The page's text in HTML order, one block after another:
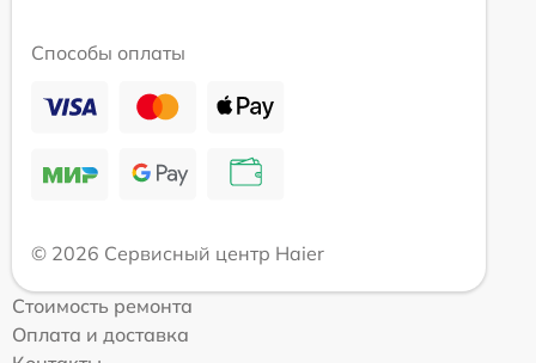
Способы оплаты
© 2026 Сервисный центр Haier
Стоимость ремонта
Оплата и доставка